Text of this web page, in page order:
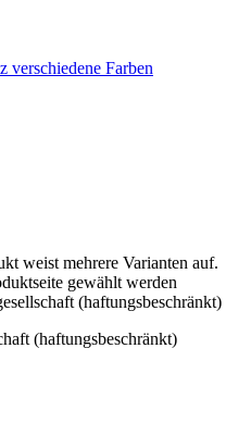
weist mehrere Varianten auf.
gewählt werden
(haftungsbeschränkt)
(haftungsbeschränkt)